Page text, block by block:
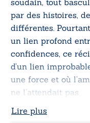
soudain, tout
par des histoires,
différentes.
un lien profond
confidences, ce
d’un lien
une force et où
ne l’attendait pas.
Lire plus